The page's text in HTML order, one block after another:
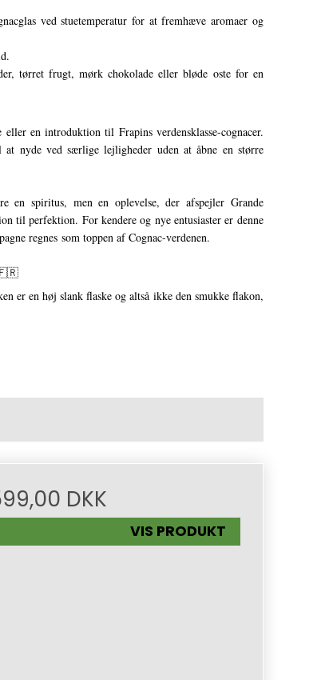
ved stuetemperatur for at fremhæve aromaer og
tørret frugt, mørk chokolade eller bløde oste for en
en introduktion til Frapins verdensklasse-cognacer.
nyde ved særlige lejligheder uden at åbne en større
en spiritus, men en oplevelse, der afspejler Grande
til perfektion. For kendere og nye entusiaster er denne
regnes som toppen af Cognac-verdenen.
er en høj slank flaske og altså ikke den smukke flakon,
DKK
VIS PRODUKT